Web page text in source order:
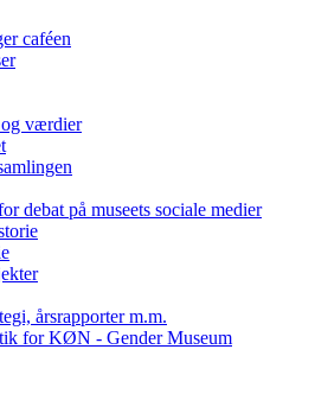
caféen
værdier
debat på museets sociale medier
årsrapporter m.m.
for KØN - Gender Museum